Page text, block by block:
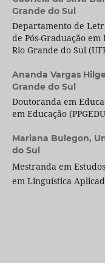
Grande do Sul
Departamento de
de Pós-Graduação
Rio Grande do Sul
Ananda Vargas
Grande do Sul
Doutoranda em
em Educação
Mariana Bulegon,
do Sul
Mestranda em
em Linguística